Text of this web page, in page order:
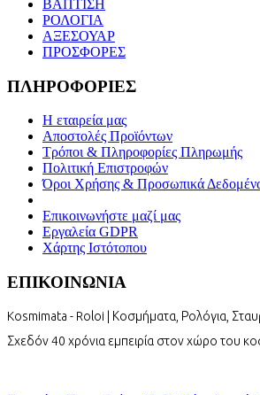
ΒΑΠΤΙΣΗ
ΡΟΛΟΓΙΑ
ΑΞΕΣΟΥΑΡ
ΠΡΟΣΦΟΡΕΣ
ΠΛΗΡΟΦΟΡΙΕΣ
Η εταιρεία μας
Αποστολές Προϊόντων
Τρόποι & Πληροφορίες Πληρωμής
Πολιτική Επιστροφών
Όροι Χρήσης & Προσωπικά
Επικοινωνήστε μαζί μας
Εργαλεία GDPR
Χάρτης Ιστότοπου
ΕΠΙΚΟΙΝΩΝΙΑ
Kosmimata - Roloi | Κοσμήματα, Ρολόγια,
Σχεδόν 40 χρόνια εμπειρία στον χώρο του